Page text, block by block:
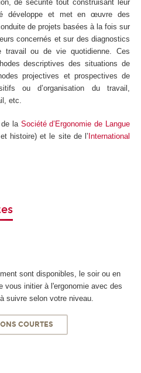
de sécurité tout construisant leur
développe et met en œuvre des
de projets basées à la fois sur
concernés et sur des diagnostics
travail ou de vie quotidienne. Ces
descriptives des situations de
projectives et prospectives de
ou d’organisation du travail,
etc.
la Société d’Ergonomie de Langue
histoire) et le site de l’ International
sont disponibles, le soir ou en
vous initier à l'ergonomie avec des
suivre selon votre niveau.
COURTES